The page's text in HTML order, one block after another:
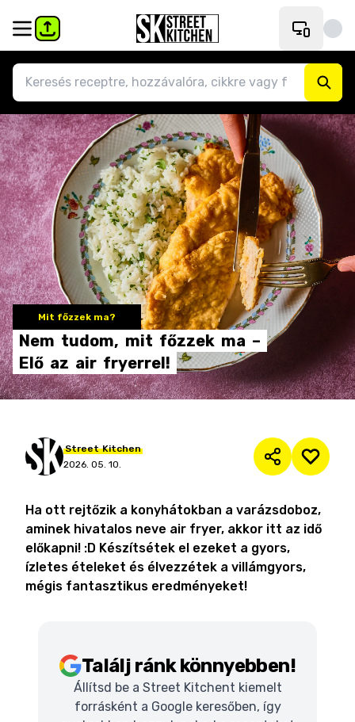
Mit főzzek ma?
Nem tudom, mit főzzek ma –
Elő az air fryerrel!
Street Kitchen
2026. 05. 10.
Ha ott rejtőzik a konyhátokban a varázsdoboz,
aminek hivatalos neve air fryer, akkor itt az idő
előkapni! :D Készítsétek el ezeket a gyors,
ízletes ételeket és élvezzétek a villámgyors,
mégis fantasztikus eredményeket!
Találj ránk könnyebben!
Állítsd be a Street Kitchent kiemelt
forrásként a Google keresőben, így